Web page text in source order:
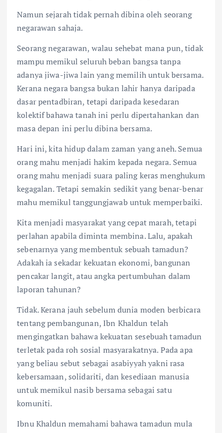
Namun sejarah tidak pernah dibina oleh seorang
negarawan sahaja.
Seorang negarawan, walau sehebat mana pun, tidak
mampu memikul seluruh beban bangsa tanpa
adanya jiwa-jiwa lain yang memilih untuk bersama.
Kerana negara bangsa bukan lahir hanya daripada
dasar pentadbiran, tetapi daripada kesedaran
kolektif bahawa tanah ini perlu dipertahankan dan
masa depan ini perlu dibina bersama.
Hari ini, kita hidup dalam zaman yang aneh. Semua
orang mahu menjadi hakim kepada negara. Semua
orang mahu menjadi suara paling keras menghukum
kegagalan. Tetapi semakin sedikit yang benar-benar
mahu memikul tanggungjawab untuk memperbaiki.
Kita menjadi masyarakat yang cepat marah, tetapi
perlahan apabila diminta membina. Lalu, apakah
sebenarnya yang membentuk sebuah tamadun?
Adakah ia sekadar kekuatan ekonomi, bangunan
pencakar langit, atau angka pertumbuhan dalam
laporan tahunan?
Tidak. Kerana jauh sebelum dunia moden berbicara
tentang pembangunan, Ibn Khaldun telah
mengingatkan bahawa kekuatan sesebuah tamadun
terletak pada roh sosial masyarakatnya. Pada apa
yang beliau sebut sebagai asabiyyah yakni rasa
kebersamaan, solidariti, dan kesediaan manusia
untuk memikul nasib bersama sebagai satu
komuniti.
Ibnu Khaldun memahami bahawa tamadun mula